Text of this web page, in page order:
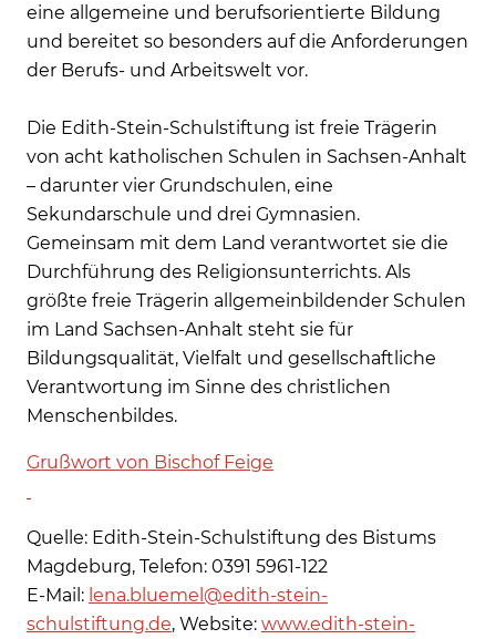
eine allgemeine und berufsorientierte Bildung
und bereitet so besonders auf die Anforderungen
der Berufs- und Arbeitswelt vor.
Die Edith-Stein-Schulstiftung ist freie Trägerin
von acht katholischen Schulen in Sachsen-Anhalt
– darunter vier Grundschulen, eine
Sekundarschule und drei Gymnasien.
Gemeinsam mit dem Land verantwortet sie die
Durchführung des Religionsunterrichts. Als
größte freie Trägerin allgemeinbildender Schulen
im Land Sachsen-Anhalt steht sie für
Bildungsqualität, Vielfalt und gesellschaftliche
Verantwortung im Sinne des christlichen
Menschenbildes.
Grußwort von Bischof Feige
Quelle: Edith-Stein-Schulstiftung des Bistums
Magdeburg, Telefon: 0391 5961-122
E-Mail: lena.bluemel@edith-stein-
schulstiftung.de, Website: www.edith-stein-